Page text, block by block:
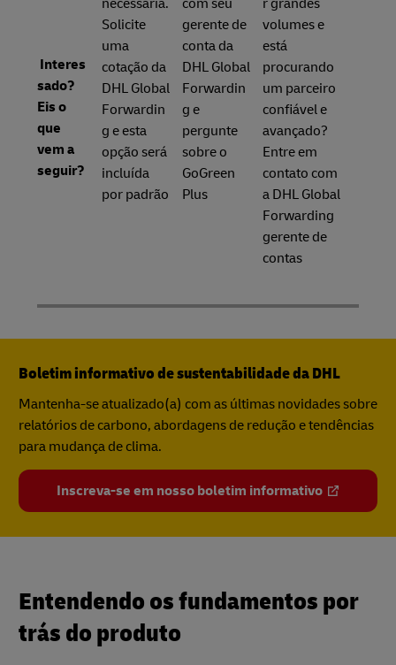
Interes
sado?
Eis o
que
vem a
seguir?
necessária.
Solicite
uma
cotação da
DHL Global
Forwardin
g e esta
opção será
incluída
por padrão
com seu
gerente de
conta da
DHL Global
Forwardin
g e
pergunte
sobre o
GoGreen
Plus
r grandes
volumes e
está
procurando
um parceiro
confiável e
avançado?
Entre em
contato com
a DHL Global
Forwarding
gerente de
contas
Boletim informativo de sustentabilidade da DHL
Mantenha-se atualizado(a) com as últimas novidades sobre
relatórios de carbono, abordagens de redução e tendências
para mudança de clima.
Inscreva-se em nosso boletim informativo
Entendendo os fundamentos por
trás do produto